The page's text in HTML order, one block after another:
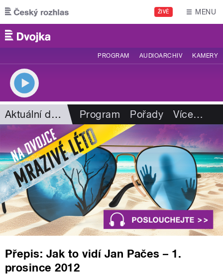
Přejít k hlavnímu obsahu
ŽIVĚ MENU
PROGRAM AUDIOARCHIV KAMERY
Aktuální dění Program Pořady Více…
Přepis: Jak to vidí Jan Pačes – 1.
prosince 2012